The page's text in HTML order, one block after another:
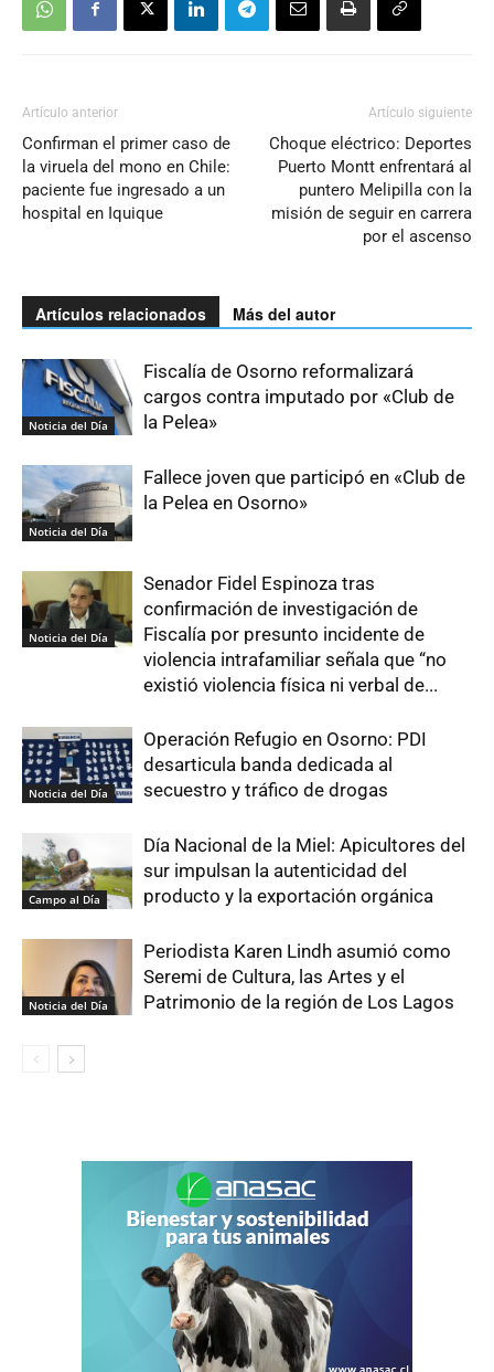
Artículo anterior
Confirman el primer caso de
la viruela del mono en Chile:
paciente fue ingresado a un
hospital en Iquique
Artículo siguiente
Choque eléctrico: Deportes
Puerto Montt enfrentará al
puntero Melipilla con la
misión de seguir en carrera
por el ascenso
Artículos relacionados Más del autor
Noticia del Día
Fiscalía de Osorno reformalizará
cargos contra imputado por «Club de
la Pelea»
Noticia del Día
Fallece joven que participó en «Club de
la Pelea en Osorno»
Noticia del Día
Senador Fidel Espinoza tras
confirmación de investigación de
Fiscalía por presunto incidente de
violencia intrafamiliar señala que “no
existió violencia física ni verbal de...
Noticia del Día
Operación Refugio en Osorno: PDI
desarticula banda dedicada al
secuestro y tráfico de drogas
Campo al Día
Día Nacional de la Miel: Apicultores del
sur impulsan la autenticidad del
producto y la exportación orgánica
Noticia del Día
Periodista Karen Lindh asumió como
Seremi de Cultura, las Artes y el
Patrimonio de la región de Los Lagos